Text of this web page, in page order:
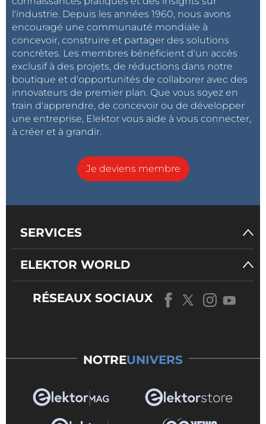
l'industrie. Depuis les années 1960, nous avons
encouragé une communauté mondiale à
concevoir, construire et partager des solutions
concrètes. Les membres bénéficient d'un accès
exclusif à des projets, de réductions dans notre
boutique et d'opportunités de collaborer avec des
innovateurs de premier plan. Que vous soyez en
train d'apprendre, de concevoir ou de développer
une entreprise, Elektor vous aide à vous connecter,
à créer et à grandir.
Je deviens membre
SERVICES
ELEKTOR WORLD
RÉSEAUX SOCIAUX
NOTREUNIVERS